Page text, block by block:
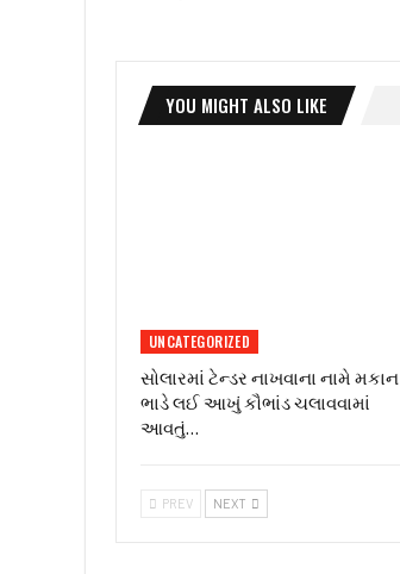
YOU MIGHT ALSO LIKE
UNCATEGORIZED
સોલારમાં ટેન્ડર નાખવાના નામે મકાન
ભાડે લઈ આખું કૌભાંડ ચલાવવામાં
આવતું…
PREV NEXT